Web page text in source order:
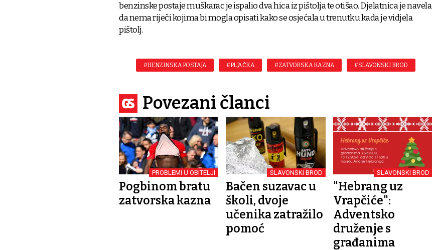
benzinske postaje muškarac je ispalio dva hica iz pištolja te otišao. Djelatnica je navela
da nema riječi kojima bi mogla opisati kako se osjećala u trenutku kada je vidjela
pištolj.
#BENZINSKA POSTAJA #PLJAČKA #ZATVORSKA KAZNA #SLAVONSKI BROD
Povezani članci
PROBLEMI U OBITELJI
Pogbinom bratu
zatvorska kazna
SLAVONSKI BROD
Bačen suzavac u
školi, dvoje
učenika zatražilo
pomoć
SLAVONSKI BROD
"Hebrang uz
Vrapčiće":
Adventsko
druženje s
građanima